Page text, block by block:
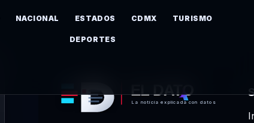
NACIONAL ESTADOS CDMX TURISMO
DEPORTES
EL DATO
La noticia explicada con datos